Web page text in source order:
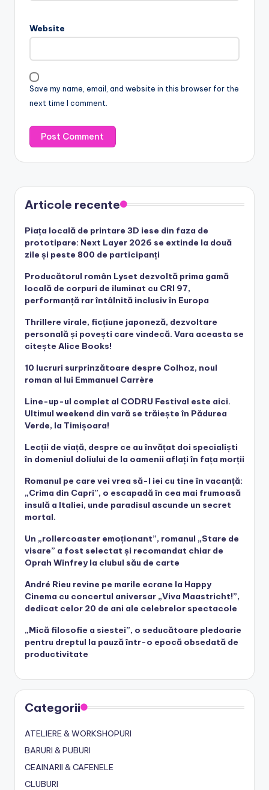
Website
Save my name, email, and website in this browser for the
next time I comment.
Articole recente
Piața locală de printare 3D iese din faza de
prototipare: Next Layer 2026 se extinde la două
zile și peste 800 de participanți
Producătorul român Lyset dezvoltă prima gamă
locală de corpuri de iluminat cu CRI 97,
performanță rar întâlnită inclusiv în Europa
Thrillere virale, ficțiune japoneză, dezvoltare
personală și povești care vindecă. Vara aceasta se
citește Alice Books!
10 lucruri surprinzătoare despre Colhoz, noul
roman al lui Emmanuel Carrère
Line-up-ul complet al CODRU Festival este aici.
Ultimul weekend din vară se trăiește în Pădurea
Verde, la Timișoara!
Lecții de viață, despre ce au învățat doi specialiști
în domeniul doliului de la oamenii aflați în fața morții
Romanul pe care vei vrea să-l iei cu tine în vacanță:
„Crima din Capri”, o escapadă în cea mai frumoasă
insulă a Italiei, unde paradisul ascunde un secret
mortal.
Un „rollercoaster emoționant”, romanul „Stare de
visare” a fost selectat și recomandat chiar de
Oprah Winfrey la clubul său de carte
André Rieu revine pe marile ecrane la Happy
Cinema cu concertul aniversar „Viva Maastricht!”,
dedicat celor 20 de ani ale celebrelor spectacole
„Mică filosofie a siestei”, o seducătoare pledoarie
pentru dreptul la pauză într-o epocă obsedată de
productivitate
Categorii
ATELIERE & WORKSHOPURI
BARURI & PUBURI
CEAINARII & CAFENELE
CLUBURI